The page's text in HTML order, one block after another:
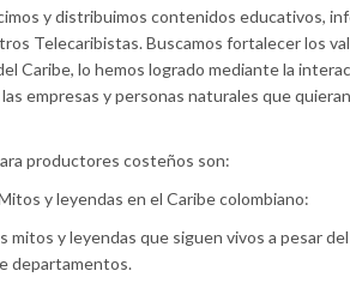
y distribuimos contenidos educativos,
Telecaribistas. Buscamos fortalecer los
Caribe, lo hemos logrado mediante la
empresas y personas naturales que
productores costeños son:
y leyendas en el Caribe colombiano:
mitos y leyendas que siguen vivos a pesar
departamentos.